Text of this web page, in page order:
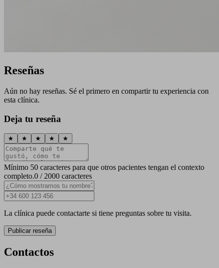
Reseñas
Aún no hay reseñas. Sé el primero en compartir tu experiencia con
esta clínica.
Deja tu reseña
★ ★ ★ ★ ★
Mínimo 50 caracteres para que otros pacientes tengan el contexto
completo.0 / 2000 caracteres
La clínica puede contactarte si tiene preguntas sobre tu visita.
Publicar reseña
Contactos